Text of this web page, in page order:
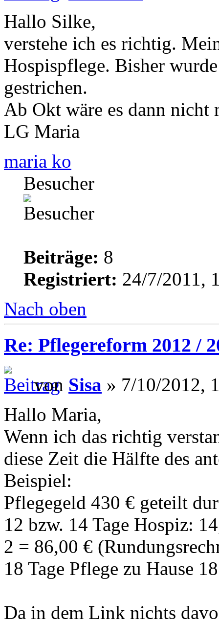
Hallo Silke,
verstehe ich es richtig.
Hospispflege. Bisher
gestrichen.
Ab Okt wäre es dann nicht
LG Maria
maria ko
Besucher
Beiträge: 8
Registriert: 24/7/2011,
Nach oben
Re: Pflegereform 2012 /
von Sisa » 7/10/2012,
Hallo Maria,
Wenn ich das richtig
diese Zeit die Hälfte des
Beispiel:
Pflegegeld 430 € geteilt
12 bzw. 14 Tage Hospiz:
2 = 86,00 €
18 Tage Pflege zu Hause
Da in dem Link nichts